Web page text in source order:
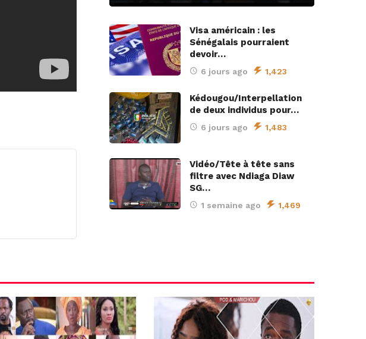
Visa américain : les
Sénégalais pourraient
devoir…
6 jours ago 1,423
Kédougou/Interpellation
de deux individus pour…
6 jours ago 1,483
Vidéo/Tête à tête sans
filtre avec Ndiaga Diaw
SG…
1 semaine ago 1,469